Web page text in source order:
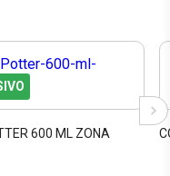
600 ML ZONA